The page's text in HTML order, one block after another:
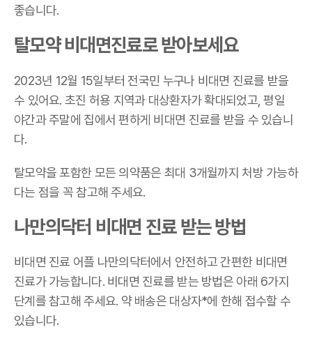
좋습니다.
탈모약 비대면진료로 받아보세요
2023년 12월 15일부터 전국민 누구나 비대면 진료를 받을
수 있어요. 초진 허용 지역과 대상환자가 확대되었고, 평일
야간과 주말에 집에서 편하게 비대면 진료를 받을 수 있습니
다.
탈모약을 포함한 모든 의약품은 최대 3개월까지 처방 가능하
다는 점을 꼭 참고해 주세요.
나만의닥터 비대면 진료 받는 방법
비대면 진료 어플 나만의닥터에서 안전하고 간편한 비대면
진료가 가능합니다. 비대면 진료를 받는 방법은 아래 6가지
단계를 참고해 주세요. 약 배송은 대상자*에 한해 접수할 수
있습니다.